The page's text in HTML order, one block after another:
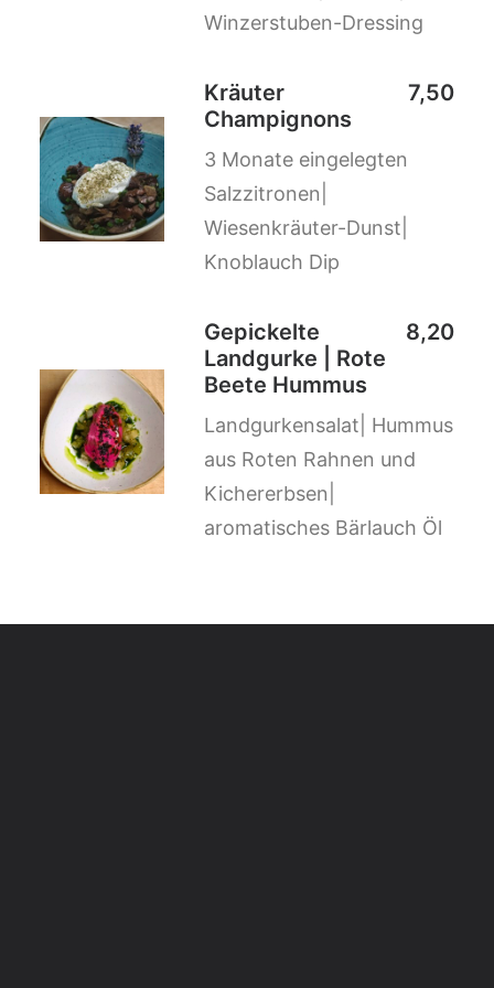
Winzerstuben-Dressing
Kräuter
Champignons
7,50
3 Monate eingelegten
Salzzitronen|
Wiesenkräuter-Dunst|
Knoblauch Dip
Gepickelte
Landgurke | Rote
Beete Hummus
8,20
Landgurkensalat| Hummus
aus Roten Rahnen und
Kichererbsen|
aromatisches Bärlauch Öl